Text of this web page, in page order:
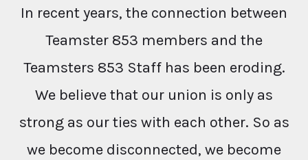
In recent years, the connection between
Teamster 853 members and the
Teamsters 853 Staff has been eroding.
We believe that our union is only as
strong as our ties with each other. So as
we become disconnected, we become